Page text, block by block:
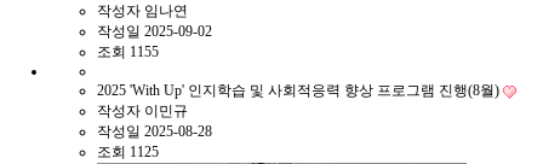
작성자 임나연
작성일 2025-09-02
조회 1155
2025 'With Up' 인지학습 및 사회적응력 향상 프로그램 진행(8월)
작성자 이민규
작성일 2025-08-28
조회 1125